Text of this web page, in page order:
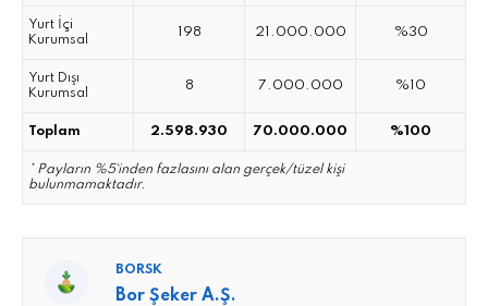
Yurt İçi
Kurumsal
198 21.000.000 %30
Yurt Dışı
Kurumsal
8 7.000.000 %10
Toplam 2.598.930 70.000.000 %100
* Payların %5`inden fazlasını alan gerçek/tüzel kişi
bulunmamaktadır.
BORSK
Bor Şeker A.Ş.